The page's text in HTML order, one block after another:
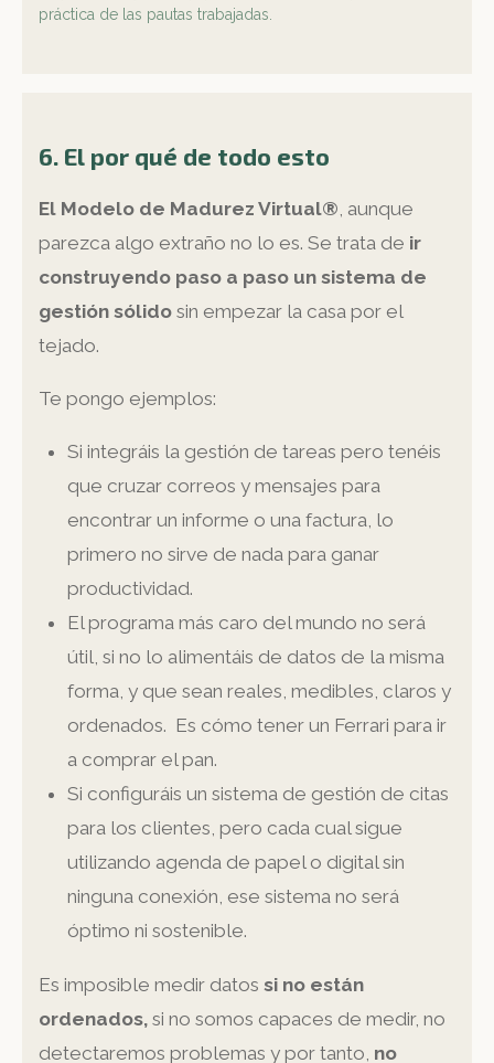
práctica de las pautas trabajadas.
6. El por qué de todo esto
El Modelo de Madurez Virtual® , aunque
parezca algo extraño no lo es. Se trata de ir
construyendo paso a paso un sistema de
gestión sólido sin empezar la casa por el
tejado.
Te pongo ejemplos:
Si integráis la gestión de tareas pero tenéis
que cruzar correos y mensajes para
encontrar un informe o una factura, lo
primero no sirve de nada para ganar
productividad.
El programa más caro del mundo no será
útil, si no lo alimentáis de datos de la misma
forma, y que sean reales, medibles, claros y
ordenados. Es cómo tener un Ferrari para ir
a comprar el pan.
Si configuráis un sistema de gestión de citas
para los clientes, pero cada cual sigue
utilizando agenda de papel o digital sin
ninguna conexión, ese sistema no será
óptimo ni sostenible.
Es imposible medir datos si no están
ordenados, si no somos capaces de medir, no
detectaremos problemas y por tanto, no